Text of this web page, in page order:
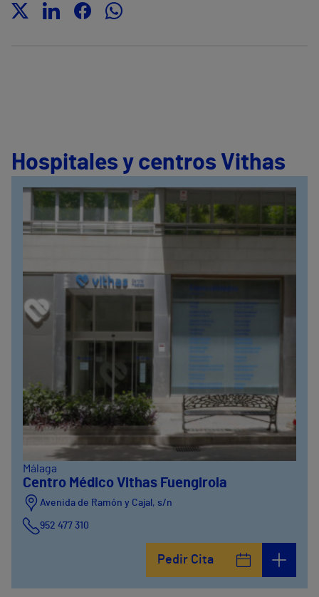
Hospitales y centros Vithas
Málaga
Centro Médico Vithas Fuengirola
Avenida de Ramón y Cajal, s/n
952 477 310
Pedir Cita